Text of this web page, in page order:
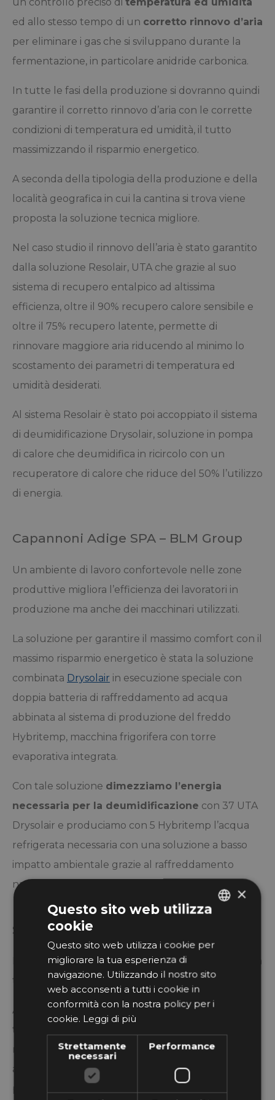
ed allo stesso tempo di un corretto rinnovo d’aria
per eliminare i gas che si sviluppano durante la
fermentazione, in particolare anidride carbonica.
In tutte le fasi della produzione si dovranno quindi
garantire il corretto rinnovo d’aria con le corrette
condizioni di temperatura ed umidità, il tutto
massimizzando il risparmio energetico.
A seconda della tipologia della produzione e della
località geografica in cui la cantina si trova viene
proposta la soluzione tecnica migliore.
Nel caso studio il rinnovo dell’aria è stato garantito
dalla soluzione Resolair, UTA che grazie al suo
sistema di recupero entalpico ad altissima
efficienza, oltre il 90% recupero calore sensibile e
oltre il 75% recupero latente, permette di
rinnovare maggiore aria riducendo al minimo lo
scostamento dei parametri di temperatura ed
umidità desiderati.
Al sistema Resolair è stato poi accoppiato il sistema
di deumidificazione Drysolair, soluzione in pompa
di calore che deumidifica in ricircolo con un
recuperatore di calore che riduce del 50% l’utilizzo
di energia.
Capannoni Adige SPA – BLM Group
Un ambiente di lavoro confortevole nelle zone
produttive migliora l’efficienza dei lavoratori in
produzione ma anche dei macchinari utilizzati.
La soluzione per garantire il massimo comfort con il
massimo risparmio energetico è stata la soluzione
combinata Drysolair in esecuzione speciale con
doppia batteria di raffreddamento ad acqua
abbinata al sistema di produzione del freddo
Hybritemp, macchina frigorifera con torre
evaporativa integrata.
Con tale soluzione dimezziamo l’energia
necessaria per la deumidificazione con 37 UTA
Drysolair e produciamo con 5 Hybritemp l’acqua
refrigerata necessaria con una soluzione a basso
impatto ambientale grazie al raffreddamento
naturale adiabatico.
Stamperia tessile di Martinengo
La stampa dei tessuti avviene “stampanti tessili” con
testine flottanti su magneti.
A garanzia di unrisultato di stampa perfetto
tempi di produzione ottimali è necessario
mantenerecostanti temperatura e umidità
anche piccoli slittamenti del setpoint desiderato
possono compromettere il risultato finale e la
GERMAN
×
Questo sito web utilizza
cookie
Questo sito web utilizza i cookie per
migliorare la tua esperienza di
navigazione. Utilizzando il nostro sito
web acconsenti a tutti i cookie in
conformità con la nostra policy per i
cookie. Leggi di più
Strettamente
necessari
Performance